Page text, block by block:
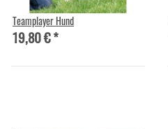
Teamplayer Hund
19,80 €*